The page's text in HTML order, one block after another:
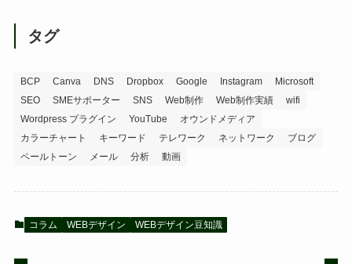
タグ
BCP Canva DNS Dropbox Google Instagram
Microsoft
SEO
SMEサポーター SNS Web制作 Web制作実績
wifi
Wordpress プラグイン
YouTube
オウンドメディア
カラーチャート
キーワード テレワーク ネットワーク
ブログ
ペールトーン
メール 分析 動画
コラム WEBデザイン WEBデザイン豆知識